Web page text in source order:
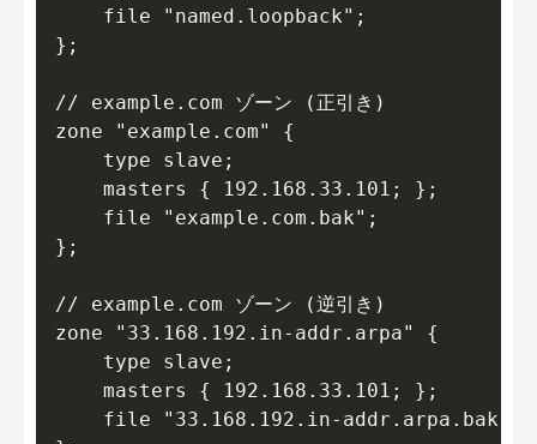
    file "named.loopback";
};
// example.com ゾーン (正引き)
zone "example.com" {
    type slave;
    masters { 192.168.33.101; };
    file "example.com.bak";
};
// example.com ゾーン (逆引き)
zone "33.168.192.in-addr.arpa" {
    type slave;
    masters { 192.168.33.101; };
    file "33.168.192.in-addr.arpa.bak";